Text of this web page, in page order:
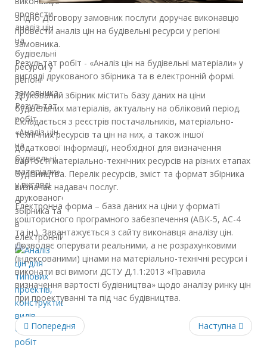
провести
аналіз цін
на
будівельні
ресурси у
регіоні
замовника.
Результат
робіт -
«Аналіз цін
на
будівельні
матеріали»
у вигляді
друкованого
збірника та
в
електронній…
Згідно Договору замовник послуги доручає виконавцю
провести аналіз цін на будівельні ресурси у регіоні
замовника.
Результат робіт - «Аналіз цін на будівельні матеріали» у
вигляді друкованого збірника та в електронній формі.
Друкований збірник містить базу даних на ціни
будівельних матеріалів, актуальну на обліковий період.
Складається з реєстрів постачальників, матеріально-
технічних ресурсів та цін на них, а також іншої
додаткової інформації, необхідної для визначення
вартості матеріально-технічних ресурсів на різних етапах
будівництва. Перелік ресурсів, зміст та формат збірника
визначає надавач послуг.
Електронна форма – база даних на ціни у форматі
кошторисного програмного забезпечення (АВК-5, АС-4
та ін.). Завантажується з сайту виконавця аналізу цін.
Дозволяє оперувати реальними, а не розрахунковими
(індексованими) цінами на матеріально-технічні ресурси і
виконати всі вимоги ДСТУ Д.1.1:2013 «Правила
визначення вартості будівництва» щодо аналізу ринку цін
при проектуванні та під час будівництва.
Попередня Наступна